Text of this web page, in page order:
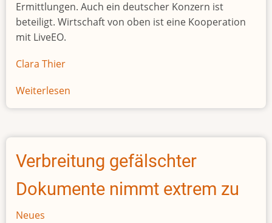
Ermittlungen. Auch ein deutscher Konzern ist
beteiligt. Wirtschaft von oben ist eine Kooperation
mit LiveEO.
Clara Thier
Weiterlesen
Das
Desaster
Total
Verbreitung gefälschter
Dokumente nimmt extrem zu
Neues